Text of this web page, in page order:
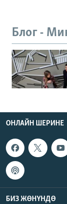
Блог -
ОНЛАЙН ШЕРИНЕ
БИЗ ЖӨНҮНДӨ